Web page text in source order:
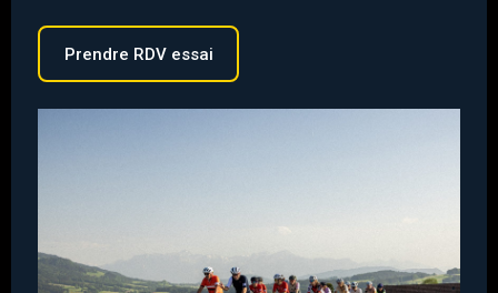
Prendre RDV essai